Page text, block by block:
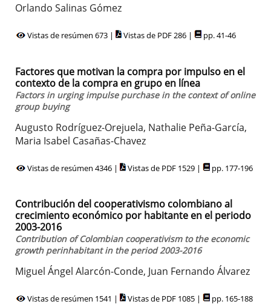
Orlando Salinas Gómez
Vistas de resúmen 673 | Vistas de PDF 286 | pp. 41-46
Factores que motivan la compra por impulso en el
contexto de la compra en grupo en línea
Factors in urging impulse purchase in the context of online
group buying
Augusto Rodríguez-Orejuela, Nathalie Peña-García,
Maria Isabel Casañas-Chavez
Vistas de resúmen 4346 | Vistas de PDF 1529 | pp. 177-196
Contribución del cooperativismo colombiano al
crecimiento económico por habitante en el periodo
2003-2016
Contribution of Colombian cooperativism to the economic
growth perinhabitant in the period 2003-2016
Miguel Ángel Alarcón-Conde, Juan Fernando Álvarez
Vistas de resúmen 1541 | Vistas de PDF 1085 | pp. 165-188